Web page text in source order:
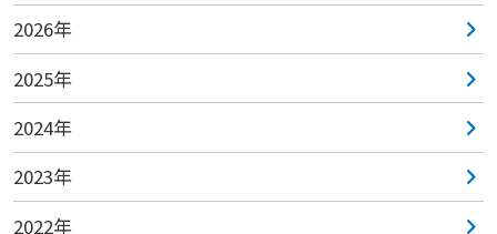
2026年
2025年
2024年
2023年
2022年